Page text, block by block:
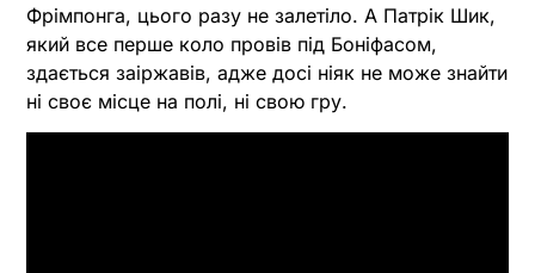
Фрімпонга, цього разу не залетіло. А Патрік Шик,
який все перше коло провів під Боніфасом,
здається заіржавів, адже досі ніяк не може знайти
ні своє місце на полі, ні свою гру.